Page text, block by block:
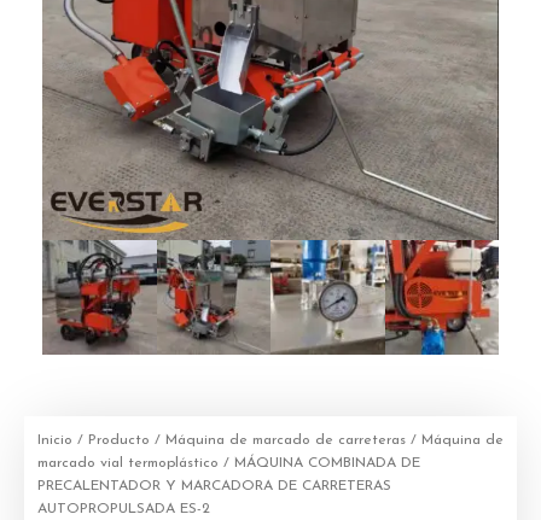
Inicio / Producto / Máquina de marcado de carreteras / Máquina de
marcado vial termoplástico / MÁQUINA COMBINADA DE
PRECALENTADOR Y MARCADORA DE CARRETERAS
AUTOPROPULSADA ES-2